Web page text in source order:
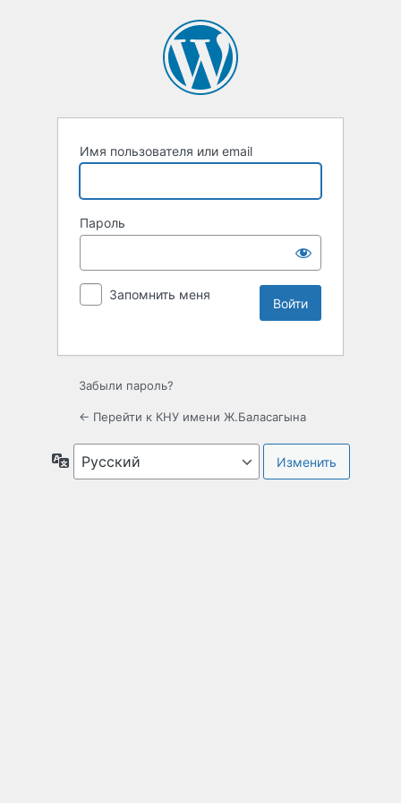
Имя пользователя или email
Пароль
Запомнить меня
Забыли пароль?
← Перейти к КНУ имени Ж.Баласагына
Язык